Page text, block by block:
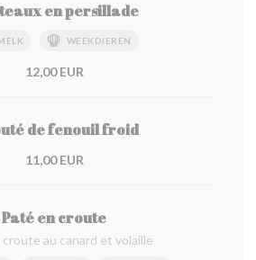
en persillade
WEEKDIEREN
12,00 EUR
de fenouil froid
11,00 EUR
Paté en croute
croute au canard et volaille